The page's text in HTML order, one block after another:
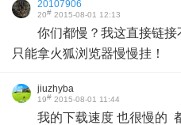
20107906
20# 2015-08-01 12:13
你们都慢？我这直接链
只能拿火狐浏览器慢慢挂！
jiuzhyba
19# 2015-08-01 11:44
我的下载速度 也很慢的